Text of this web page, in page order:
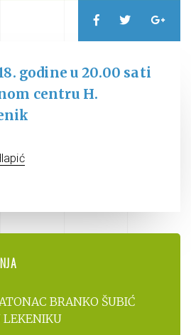
godine u 20.00 sati
centru H.
BRANKO ŠUBIĆ
LEKENIKU